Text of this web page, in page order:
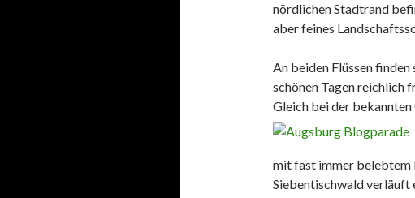
nördlichen Stadtrand
aber feines
An beiden Flüssen
schönen Tagen reichlich
Gleich bei der
mit fast immer belebtem
Siebentischwald verläuft